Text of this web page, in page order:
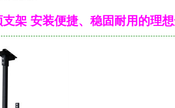
架 安装便捷、稳固耐用的理